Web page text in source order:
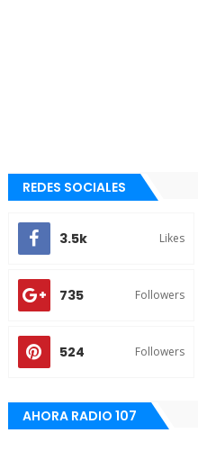
REDES SOCIALES
3.5k Likes
735 Followers
524 Followers
AHORA RADIO 107